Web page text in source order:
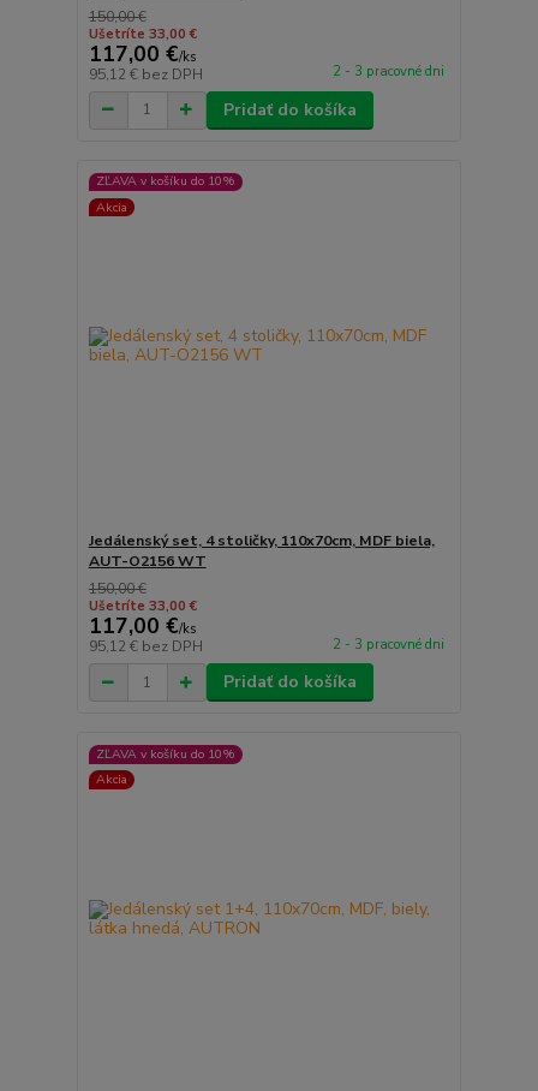
150,00 €
Ušetríte 33,00 €
117,00 €/ks
95,12 € bez DPH 2 - 3 pracovné dni
Pridať do košíka
ZĽAVA v košíku do 10%
Akcia
Jedálenský set, 4 stoličky, 110x70cm, MDF biela,
AUT-O2156 WT
150,00 €
Ušetríte 33,00 €
117,00 €/ks
95,12 € bez DPH 2 - 3 pracovné dni
Pridať do košíka
ZĽAVA v košíku do 10%
Akcia